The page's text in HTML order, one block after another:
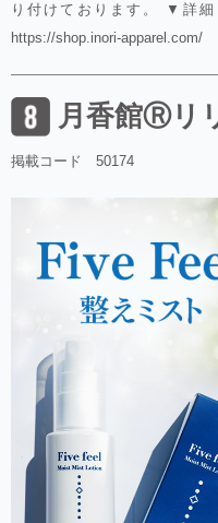
り付けております。 ▼詳細
https://shop.inori-apparel.com/
月香館Ⓡリ
掲載コード 50174